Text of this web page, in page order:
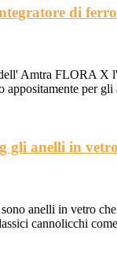
di ferro
Amtra FLORA X
appositamente per
gli anelli in
anelli in vetro
cannolicchi